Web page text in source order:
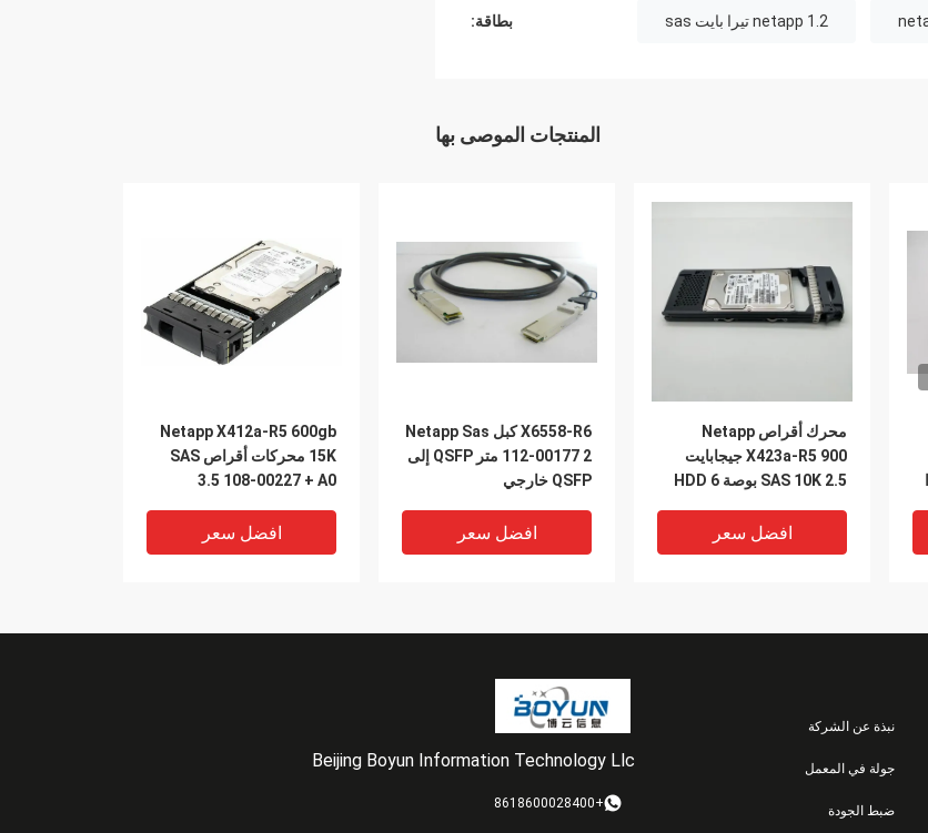
بطاقة: netapp 1.2 تيرا بايت sas
المنتجات الموصى بها
Netapp X412a-R5 600gb
15K محركات أقراص SAS
3.5 108-00227 + A0
افضل سعر
X6558-R6 كبل Netapp Sas
112-00177 2 متر QSFP إلى
QSFP خارجي
افضل سعر
محرك أقراص Netapp
X423a-R5 900 جيجابايت
SAS 10K 2.5 بوصة HDD 6
افضل سعر
Beijing Boyun Information Technology Llc
+8618600028400
نبذة عن الشركة
جولة في المعمل
ضبط الجودة